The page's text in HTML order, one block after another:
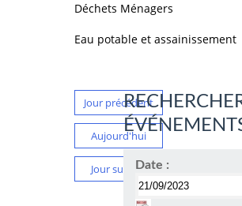
Déchets Ménagers
Eau potable et assainissement
Jour précédent
Aujourd'hui
Jour suivantDate :